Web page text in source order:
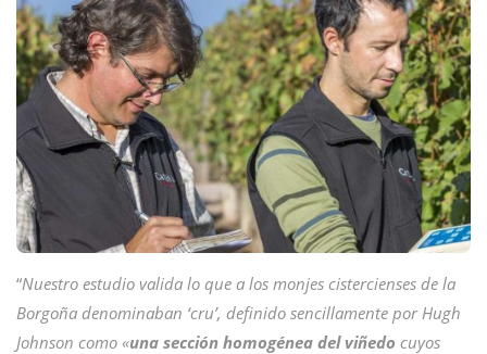
“Nuestro estudio valida lo que a los monjes cistercienses de la
Borgoña denominaban ‘cru’, definido sencillamente por Hugh
Johnson como «una sección homogénea del viñedo cuyos